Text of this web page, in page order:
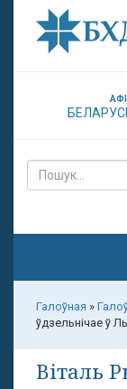
Галоўная »
ўдзельнічае ў
Віталь